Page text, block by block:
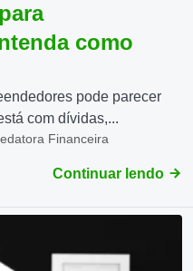
como
pode parecer
com dívidas,...
Financeira
Continuar lendo